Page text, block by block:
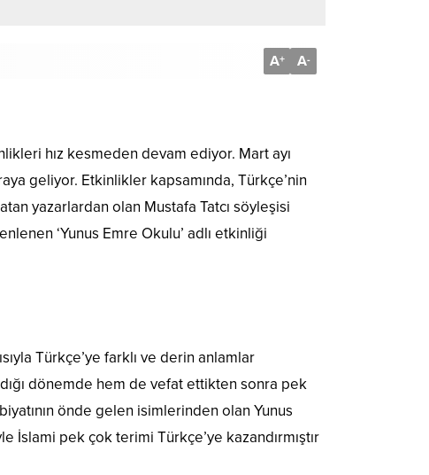
A+ A-
hız kesmeden devam ediyor. Mart ayı
geliyor. Etkinlikler kapsamında, Türkçe’nin
yazarlardan olan Mustafa Tatcı söyleşisi
‘Yunus Emre Okulu’ adlı etkinliği
Türkçe’ye farklı ve derin anlamlar
dönemde hem de vefat ettikten sonra pek
önde gelen isimlerinden olan Yunus
İslami pek çok terimi Türkçe’ye kazandırmıştır